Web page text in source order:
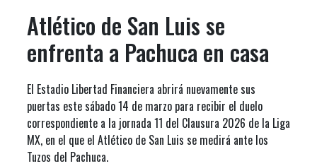
Atlético de San Luis se
enfrenta a Pachuca en casa
El Estadio Libertad Financiera abrirá nuevamente sus
puertas este sábado 14 de marzo para recibir el duelo
correspondiente a la jornada 11 del Clausura 2026 de la Liga
MX, en el que el Atlético de San Luis se medirá ante los
Tuzos del Pachuca.